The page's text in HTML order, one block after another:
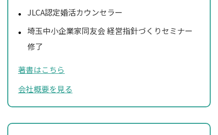
JLCA認定婚活カウンセラー
埼玉中小企業家同友会 経営指針づくりセミナー
修了
著書はこちら
会社概要を見る